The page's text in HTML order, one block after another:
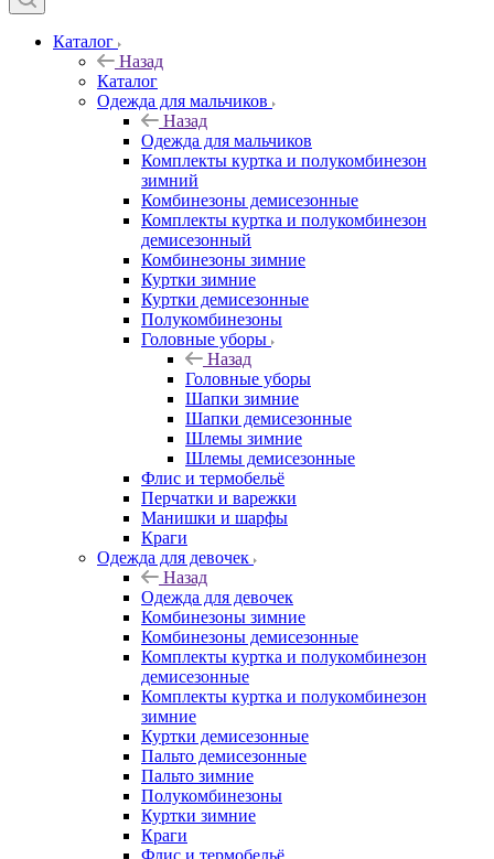
Каталог
Назад
Каталог
Одежда для мальчиков
Назад
Одежда для мальчиков
Комплекты куртка и полукомбинезон
зимний
Комбинезоны демисезонные
Комплекты куртка и полукомбинезон
демисезонный
Комбинезоны зимние
Куртки зимние
Куртки демисезонные
Полукомбинезоны
Головные уборы
Назад
Головные уборы
Шапки зимние
Шапки демисезонные
Шлемы зимние
Шлемы демисезонные
Флис и термобельё
Перчатки и варежки
Манишки и шарфы
Краги
Одежда для девочек
Назад
Одежда для девочек
Комбинезоны зимние
Комбинезоны демисезонные
Комплекты куртка и полукомбинезон
демисезонные
Комплекты куртка и полукомбинезон
зимние
Куртки демисезонные
Пальто демисезонные
Пальто зимние
Полукомбинезоны
Куртки зимние
Краги
Флис и термобельё